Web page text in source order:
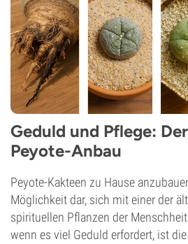
Geduld und Pflege:
Peyote-Anbau
Peyote-Kakteen zu Hause
Möglichkeit dar, sich mit einer der
spirituellen Pflanzen der
wenn es viel Geduld erfordert, ist